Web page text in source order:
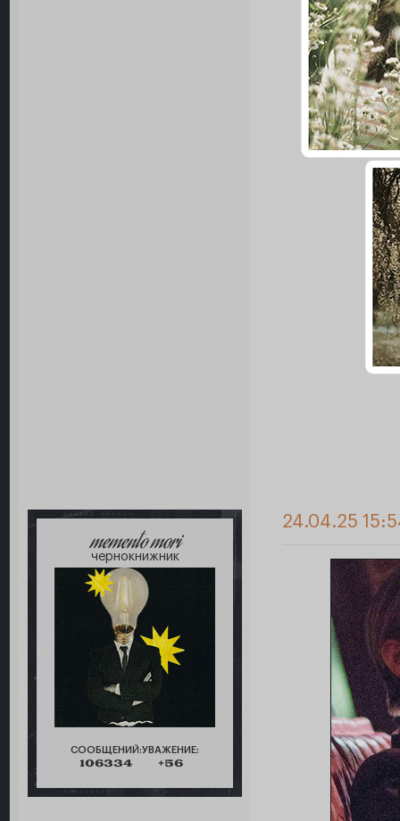
memento mori
чернокнижник
СООБЩЕНИЙ:
106334
УВАЖЕНИЕ:
+56
24.04.25